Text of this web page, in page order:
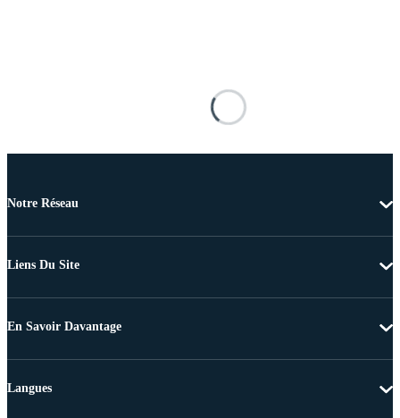
Notre Réseau
Liens Du Site
En Savoir Davantage
Langues